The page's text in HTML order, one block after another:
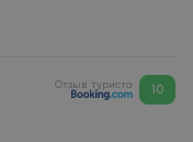
Отзыв туриста 10